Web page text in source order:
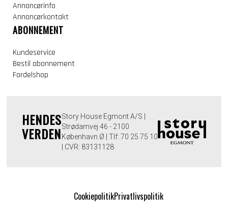
Annoncørinfo
Annoncørkontakt
ABONNEMENT
Kundeservice
Bestil abonnement
Fordelshop
HENDES
VERDEN
Story House Egmont A/S |
Strødamvej 46 - 2100
København Ø | Tlf: 70 25 75 10
| CVR: 83131128
CookiepolitikPrivatlivspolitik